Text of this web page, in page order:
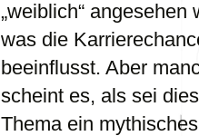
„weiblich“ angesehen
was die
beeinflusst. Aber
scheint es, als sei
Thema ein mythisches